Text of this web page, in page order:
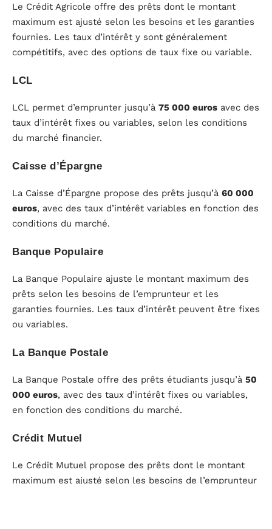
Le Crédit Agricole offre des prêts dont le montant
maximum est ajusté selon les besoins et les garanties
fournies. Les taux d’intérêt y sont généralement
compétitifs, avec des options de taux fixe ou variable.
LCL
LCL permet d’emprunter jusqu’à 75 000 euros avec des
taux d’intérêt fixes ou variables, selon les conditions
du marché financier.
Caisse d’Épargne
La Caisse d’Épargne propose des prêts jusqu’à 60 000
euros, avec des taux d’intérêt variables en fonction des
conditions du marché.
Banque Populaire
La Banque Populaire ajuste le montant maximum des
prêts selon les besoins de l’emprunteur et les
garanties fournies. Les taux d’intérêt peuvent être fixes
ou variables.
La Banque Postale
La Banque Postale offre des prêts étudiants jusqu’à 50
000 euros, avec des taux d’intérêt fixes ou variables,
en fonction des conditions du marché.
Crédit Mutuel
Le Crédit Mutuel propose des prêts dont le montant
maximum est ajusté selon les besoins de l’emprunteur